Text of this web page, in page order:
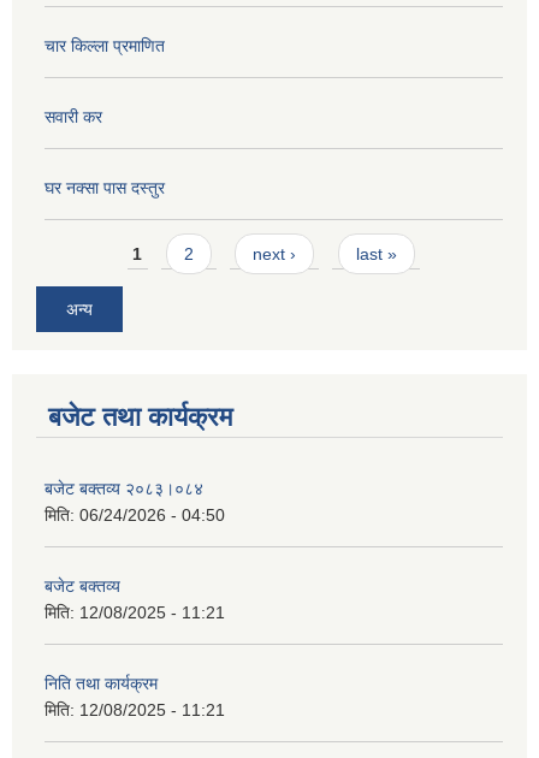
चार किल्ला प्रमाणित
सवारी कर
घर नक्सा पास दस्तुर
Pages1 2 next › last »
अन्य
बजेट तथा कार्यक्रम
बजेट बक्तव्य २०८३।०८४
मिति: 06/24/2026 - 04:50
बजेट बक्तव्य
मिति: 12/08/2025 - 11:21
निति तथा कार्यक्रम
मिति: 12/08/2025 - 11:21